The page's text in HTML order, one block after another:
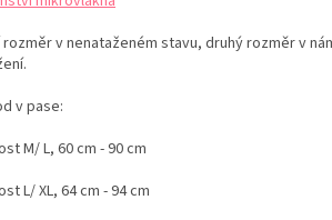
rozměr v nenataženém stavu, druhý rozměr v
v pase:
M/ L, 60 cm - 90 cm
L/ XL, 64 cm - 94 cm